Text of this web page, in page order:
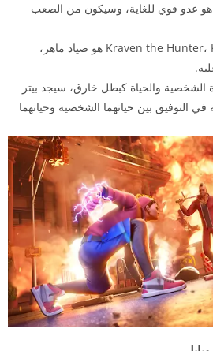
معركة ضد Venom: Venom هو عدو قوي للغاية، وسيكون من الصعب
مطاردة Kraven the Hunter، Kraven the Hunter هو صياد ماهر،
الشخصية والحياة كبطل خارق، سيجد بيتر
التوفيق بين حياتهما الشخصية وحياتهما